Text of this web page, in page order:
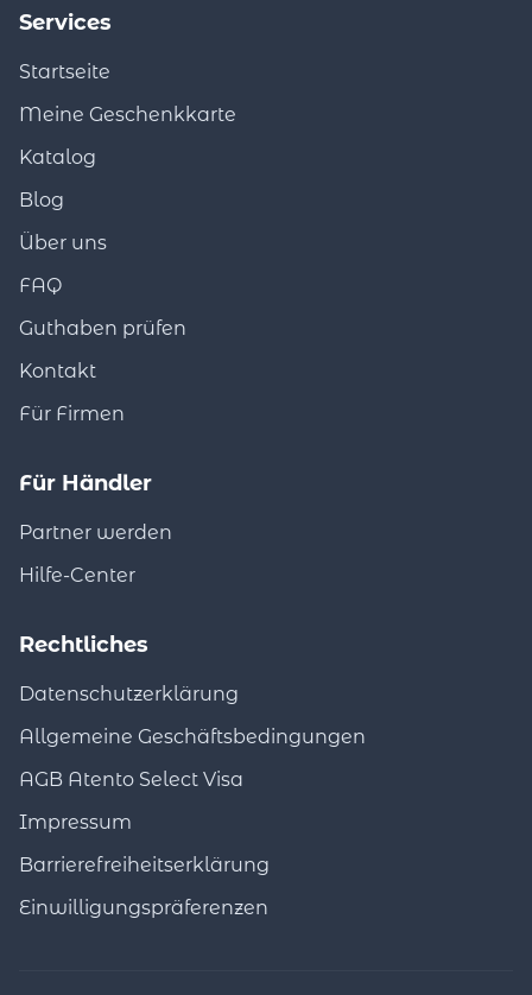
Services
Startseite
Meine Geschenkkarte
Katalog
Blog
Über uns
FAQ
Guthaben prüfen
Kontakt
Für Firmen
Für Händler
Partner werden
Hilfe-Center
Rechtliches
Datenschutzerklärung
Allgemeine Geschäftsbedingungen
AGB Atento Select Visa
Impressum
Barrierefreiheitserklärung
Einwilligungspräferenzen